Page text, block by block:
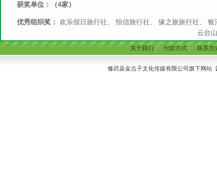
获奖单位：（4家）
优秀组织奖： 欢乐假日旅行社、 恒信旅行社、 缘之旅旅行社、 银
云台
关于我们 付款方式| 联系方
修武县金点子文化传媒有限公司旗下网站